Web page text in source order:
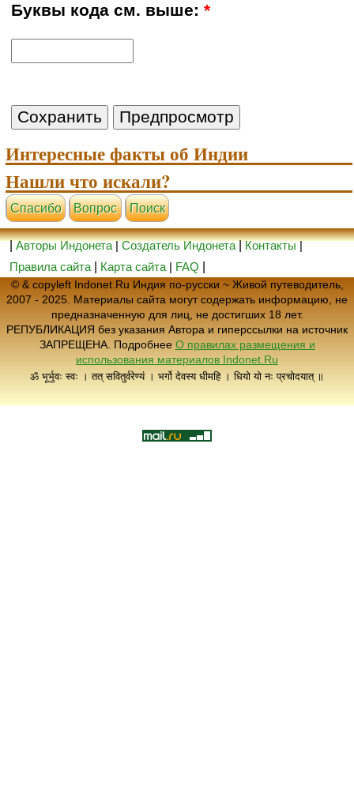
Буквы кода см. выше:*
Интересные факты об Индии
Нашли что искали?
Cпасибо Вопрос Поиск
|Авторы Индонета|Создатель Индонета|Контакты|
Правила сайта
Карта сайта | FAQ
© & copyleft Indonet.Ru Индия по-русски ~ Живой путеводитель,
2007 - 2025. Материалы сайта могут содержать информацию, не
предназначенную для лиц, не достигших 18 лет.
РЕПУБЛИКАЦИЯ без указания Автора и гиперссылки на источник
ЗАПРЕЩЕНА. Подробнее О правилах размещения и
использования материалов Indonet.Ru
ॐ भूर्भुवः स्वः । तत् सवितुर्वरेण्यं । भर्गो देवस्य धीमहि । धियो यो नः प्रचोदयात् ॥